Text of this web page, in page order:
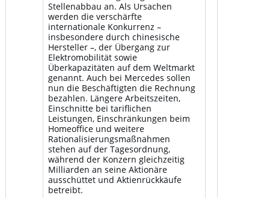
Stellenabbau an. Als Ursachen
werden die verschärfte
internationale Konkurrenz –
insbesondere durch chinesische
Hersteller –, der Übergang zur
Elektromobilität sowie
Überkapazitäten auf dem Weltmarkt
genannt. Auch bei Mercedes sollen
nun die Beschäftigten die Rechnung
bezahlen. Längere Arbeitszeiten,
Einschnitte bei tariflichen
Leistungen, Einschränkungen beim
Homeoffice und weitere
Rationalisierungsmaßnahmen
stehen auf der Tagesordnung,
während der Konzern gleichzeitig
Milliarden an seine Aktionäre
ausschüttet und Aktienrückkäufe
betreibt.